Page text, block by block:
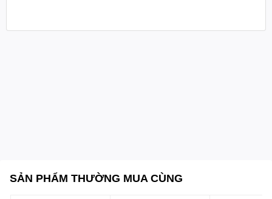
SẢN PHẨM THƯỜNG MUA CÙNG